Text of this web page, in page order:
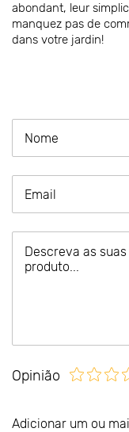
abondant, leur
manquez pas de
dans votre jardin!
Opinião
Adicionar um ou